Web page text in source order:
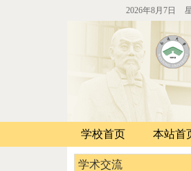
2026年8月7日
学校首页 本站首
学术交流